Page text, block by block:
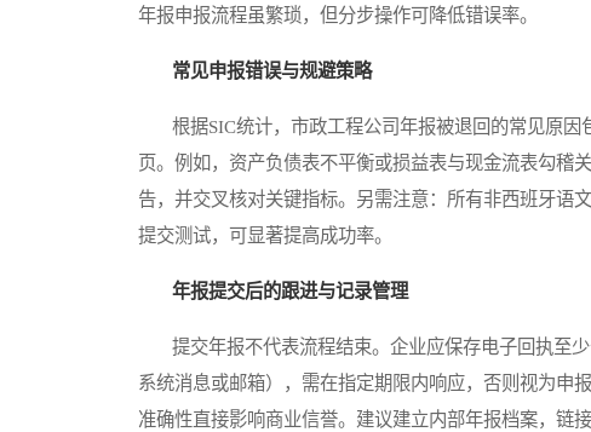
年报申报流程虽繁琐，但分步操作可降低错误率。
常见申报错误与规避策略
根据SIC统计，市政工程公司年报被退回的常见原因
页。例如，资产负债表不平衡或损益表与现金流表勾稽
告，并交叉核对关键指标。另需注意：所有非西班牙语
提交测试，可显著提高成功率。
年报提交后的跟进与记录管理
提交年报不代表流程结束。企业应保存电子回执至少
系统消息或邮箱），需在指定期限内响应，否则视为申
准确性直接影响商业信誉。建议建立内部年报档案，链